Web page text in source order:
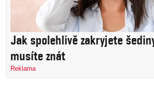
Jak spolehlivě zakryjete
musíte znát
Reklama